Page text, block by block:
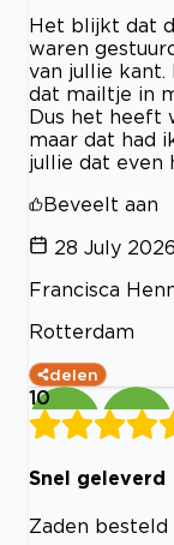
Het blijkt dat
waren
van jullie
dat mailtje in
Dus het heeft
maar dat had
jullie dat even
Beveelt aan
28 July 2026
Francisca
Rotterdam
delen
10
Snel geleverd
Zaden besteld